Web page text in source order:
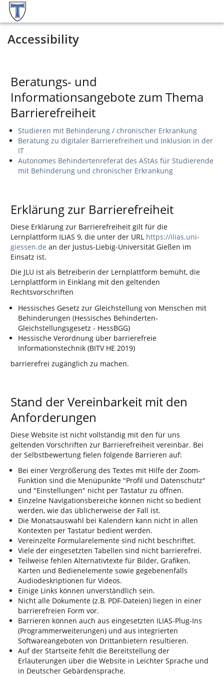
Accessibility
Beratungs- und
Informationsangebote zum Thema
Barrierefreiheit
Studieren mit Behinderung / chronischer Erkrankung
Beratung zu digitaler Barrierefreiheit und Inklusion in der
IT
Autonomes Behindertenreferat des AStAs für Studierende
mit Behinderung und chronischer Erkrankung
Erklärung zur Barrierefreiheit
Diese Erklärung zur Barrierefreiheit gilt für die
Lernplattform ILIAS 9, die unter der URL https://ilias.uni-
giessen.de an der Justus-Liebig-Universität Gießen im
Einsatz ist.
Die JLU ist als Betreiberin der Lernplattform bemüht, die
Lernplattform in Einklang mit den geltenden
Rechtsvorschriften
Hessisches Gesetz zur Gleichstellung von Menschen mit
Behinderungen (Hessisches Behinderten-
Gleichstellungsgesetz - HessBGG)
Hessische Verordnung über barrierefreie
Informationstechnik (BITV HE 2019)
barrierefrei zugänglich zu machen.
Stand der Vereinbarkeit mit den
Anforderungen
Diese Website ist nicht vollständig mit den für uns
geltenden Vorschriften zur Barrierefreiheit vereinbar. Bei
der Selbstbewertung fielen folgende Barrieren auf:
Bei einer Vergrößerung des Textes mit Hilfe der Zoom-
Funktion sind die Menüpunkte "Profil und Datenschutz"
und "Einstellungen" nicht per Tastatur zu öffnen.
Einzelne Navigationsbereiche können nicht so bedient
werden, wie das üblicherweise der Fall ist.
Die Monatsauswahl bei Kalendern kann nicht in allen
Kontexten per Tastatur bedient werden.
Vereinzelte Formularelemente sind nicht beschriftet.
Viele der eingesetzten Tabellen sind nicht barrierefrei.
Teilweise fehlen Alternativtexte für Bilder, Grafiken,
Karten und Bedienelemente sowie gegebenenfalls
Audiodeskriptionen für Videos.
Einige Links können unverständlich sein.
Nicht alle Dokumente (z.B. PDF-Dateien) liegen in einer
barrierefreien Form vor.
Barrieren können auch aus eingesetzten ILIAS-Plug-Ins
(Programmerweiterungen) und aus integrierten
Softwareangeboten von Drittanbietern resultieren.
Auf der Startseite fehlt die Bereitstellung der
Erläuterungen über die Website in Leichter Sprache und
in Deutscher Gebärdensprache.